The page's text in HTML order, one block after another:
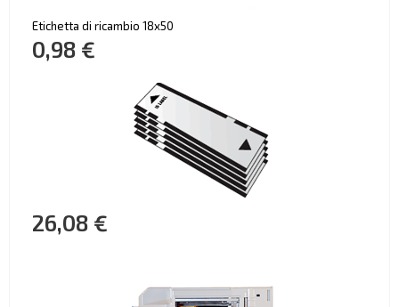
Etichetta di ricambio 18x50
0,98 €
26,08 €